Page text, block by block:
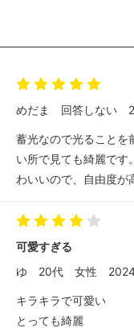
めだま 回答しない
蓄光なので光ることを
い所で見ても綺麗です
わいいので、自由度が
可愛すぎる
ゆ
20代 女性
キラキラで可愛い
とっても綺麗